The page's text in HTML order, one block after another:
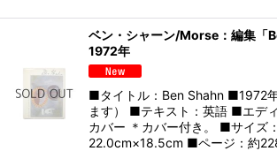
ベン・シャーン/Morse：編集「
1972年
■タイトル：Ben Shahn ■1972
ます） ■テキスト：英語 ■エデ
カバー ＊カバー付き。 ■サイズ：
22.0cm×18.5cm ■ページ：約